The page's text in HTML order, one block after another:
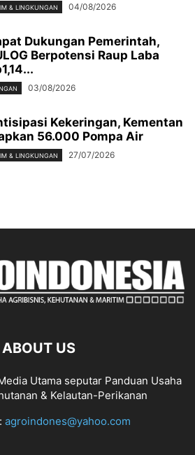
& LINGKUNGAN 04/08/2026
Dukungan Pemerintah,
Berpotensi Raup Laba
03/08/2026
Kekeringan, Kementan
56.000 Pompa Air
& LINGKUNGAN 27/07/2026
ABOUT US
Utama seputar Panduan Usaha
& Kelautan-Perikanan
agroindones@yahoo.com